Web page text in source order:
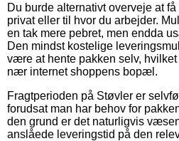
Du burde alternativt overveje at
privat eller til hvor du arbejder.
en tak mere pebret, men endda
Den mindst kostelige
være at hente pakken selv,
nær internet shoppens bopæl.
Fragtperioden på Støvler er
forudsat man har behov for
den grund er det naturligvis
anslåede leveringstid på den